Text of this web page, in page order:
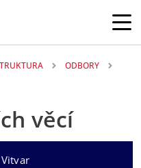
ODBORY
věcí